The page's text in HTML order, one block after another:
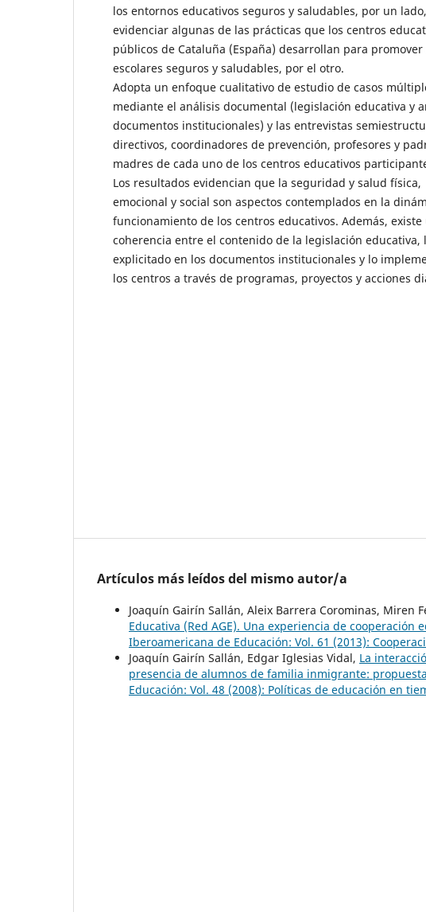
los entornos educativos seguros y saludables, por un
evidenciar algunas de las prácticas que los centros
públicos de Cataluña (España) desarrollan para
escolares seguros y saludables, por el otro.
Adopta un enfoque cualitativo de estudio de casos
mediante el análisis documental (legislación educativa y
documentos institucionales) y las entrevistas
directivos, coordinadores de prevención, profesores y
madres de cada uno de los centros educativos
Los resultados evidencian que la seguridad y salud física,
emocional y social son aspectos contemplados en la
funcionamiento de los centros educativos. Además, existe
coherencia entre el contenido de la legislación educativa,
explicitado en los documentos institucionales y lo
los centros a través de programas, proyectos y acciones
Artículos más leídos del mismo autor/a
Joaquín Gairín Sallán, Aleix Barrera Corominas, Miren
Educativa (Red AGE). Una experiencia de
Iberoamericana de Educación: Vol. 61 (2013):
Joaquín Gairín Sallán, Edgar Iglesias Vidal, La
presencia de alumnos de familia inmigrante:
Educación: Vol. 48 (2008): Políticas de educación en